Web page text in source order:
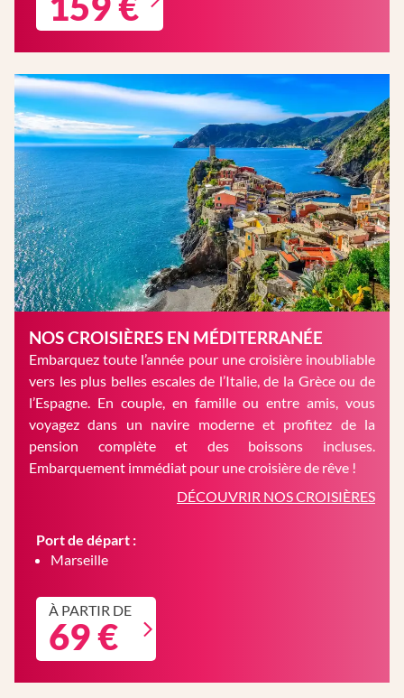
NOS CROISIÈRES EN MÉDITERRANÉE
Embarquez toute l’année pour une croisière inoubliable
vers les plus belles escales de l’Italie, de la Grèce ou de
l’Espagne. En couple, en famille ou entre amis, vous
voyagez dans un navire moderne et profitez de la
pension complète et des boissons incluses.
Embarquement immédiat pour une croisière de rêve !
DÉCOUVRIR NOS CROISIÈRES
Port de départ :
Marseille
À PARTIR DE
69 €